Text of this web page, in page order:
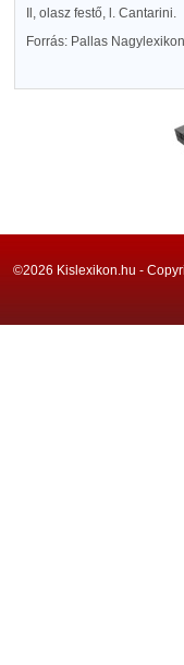
Il, olasz festő, l. Cantarini.
Forrás: Pallas Nagylexikon
©2026 Kislexikon.hu -